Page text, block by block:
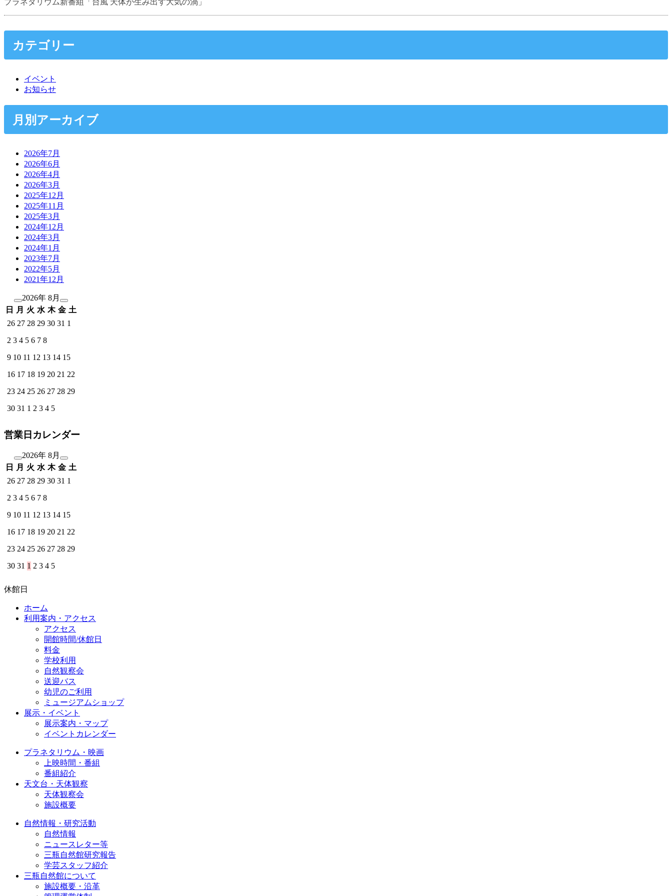
カテゴリー
イベント
お知らせ
月別アーカイブ
2026年7月
2026年6月
2026年4月
2026年3月
2025年12月
2025年11月
2025年3月
2024年12月
2024年3月
2024年1月
2023年7月
2022年5月
2021年12月
2026年 8月
日
月 火 水 木 金 土
26 27 28 29 30 31 1
2 3 4 5 6 7 8
9 10 11 12 13 14 15
16 17 18 19 20 21 22
23 24 25 26 27 28 29
30 31 1 2 3 4 5
営業日カレンダー
2026年 8月
日
月 火 水 木 金 土
26 27 28 29 30 31 1
2 3 4 5 6 7 8
9 10 11 12 13 14 15
16 17 18 19 20 21 22
23 24 25 26 27 28 29
30 31 1 2 3 4 5
休館日
ホーム
利用案内・アクセス
アクセス
開館時間/休館日
料金
学校利用
自然観察会
送迎バス
幼児のご利用
ミュージアムショップ
展示・イベント
展示案内・マップ
イベントカレンダー
プラネタリウム・映画
上映時間・番組
番組紹介
天文台・天体観察
天体観察会
施設概要
自然情報・研究活動
自然情報
ニュースレター等
三瓶自然館研究報告
学芸スタッフ紹介
三瓶自然館について
施設概要・沿革